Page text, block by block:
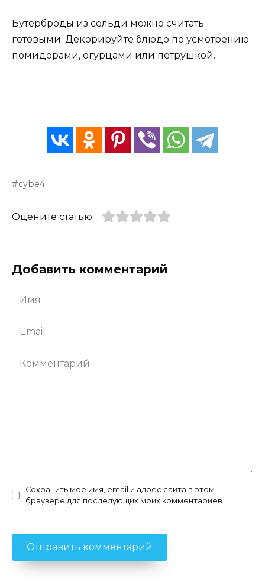
Бутерброды из сельди можно считать
готовыми. Декорируйте блюдо по усмотрению
помидорами, огурцами или петрушкой.
cybe4
Оцените статью
Добавить комментарий
Имя
*
Email
*
Комментарий
Сохранить моё имя, email и адрес сайта в этом
браузере для последующих моих комментариев.